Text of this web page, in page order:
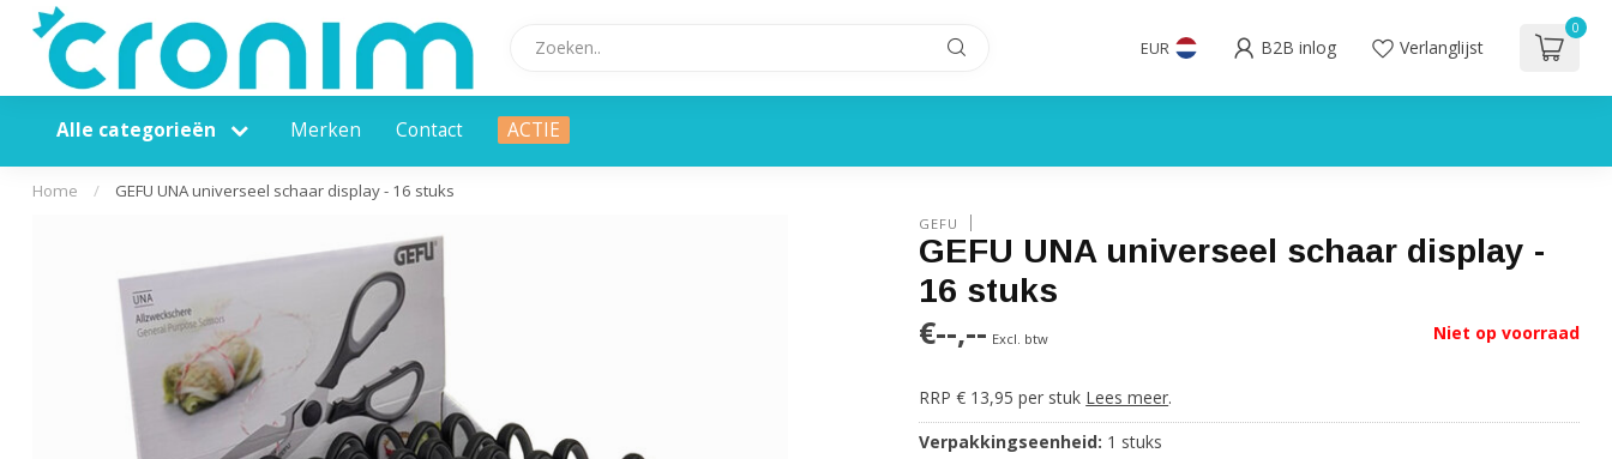
EUR B2B inlog Verlanglijst
0
Alle categorieën Merken Contact ACTIE
Home / GEFU UNA universeel schaar display - 16 stuks
GEFU
GEFU UNA universeel schaar display -
16 stuks
€--,-- Excl. btw Niet op voorraad
RRP € 13,95 per stuk Lees meer.
Verpakkingseenheid: 1 stuks